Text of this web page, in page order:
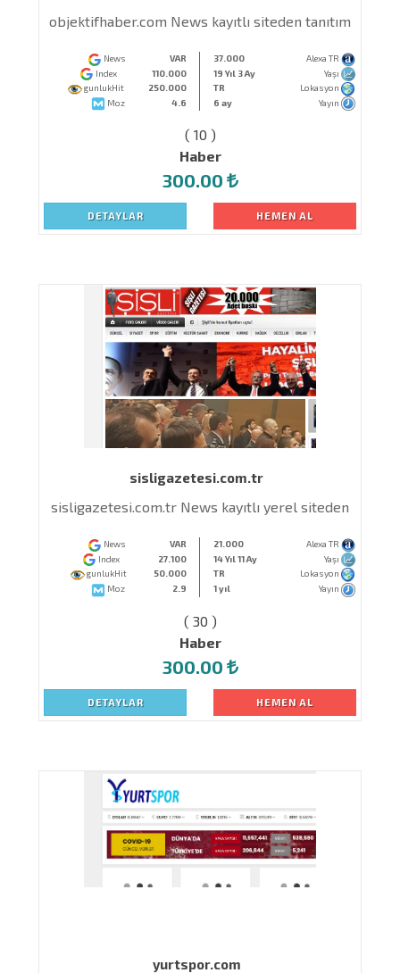
objektifhaber.com News kayıtlı siteden tanıtım
News
VAR
Index
110.000
gunlukHit
250.000
Moz
4.6
37.000
Alexa TR
19 Yıl 3 Ay
Yaşı
TR
Lokasyon
6 ay
Yayın
( 10 )
Haber
300.00
DETAYLAR HEMEN AL
sisligazetesi.com.tr
sisligazetesi.com.tr News kayıtlı yerel siteden
News
VAR
Index
27.100
gunlukHit
50.000
Moz
2.9
21.000
Alexa TR
14 Yıl 11 Ay
Yaşı
TR
Lokasyon
1 yıl
Yayın
( 30 )
Haber
300.00
DETAYLAR HEMEN AL
yurtspor.com